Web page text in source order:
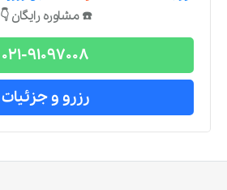
☎️ مشاوره رایگان 👇
021-91097008
رزرو و جزئیات